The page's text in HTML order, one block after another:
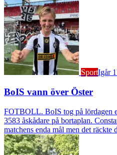
SportIgår
BoIS vann över Öster
FOTBOLL. BoIS tog på lördagen
3583 åskådare på bortaplan.
matchens enda mål men det räckte